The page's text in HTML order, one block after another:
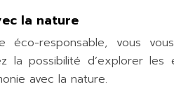
la nature
éco-responsable, vous
la possibilité d’explorer
avec la nature.